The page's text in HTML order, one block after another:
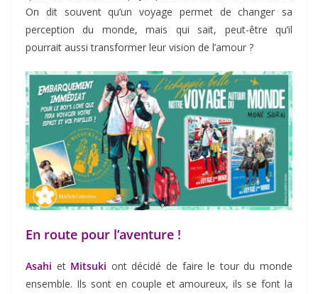
On dit souvent qu’un voyage permet de changer sa
perception du monde, mais qui sait, peut-être qu’il
pourrait aussi transformer leur vision de l’amour ?
En route pour l’aventure !
Asahi et Mitsuki ont décidé de faire le tour du monde
ensemble. Ils sont en couple et amoureux, ils se font la